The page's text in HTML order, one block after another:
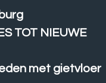
TOT NIEUWE
met gietvloer